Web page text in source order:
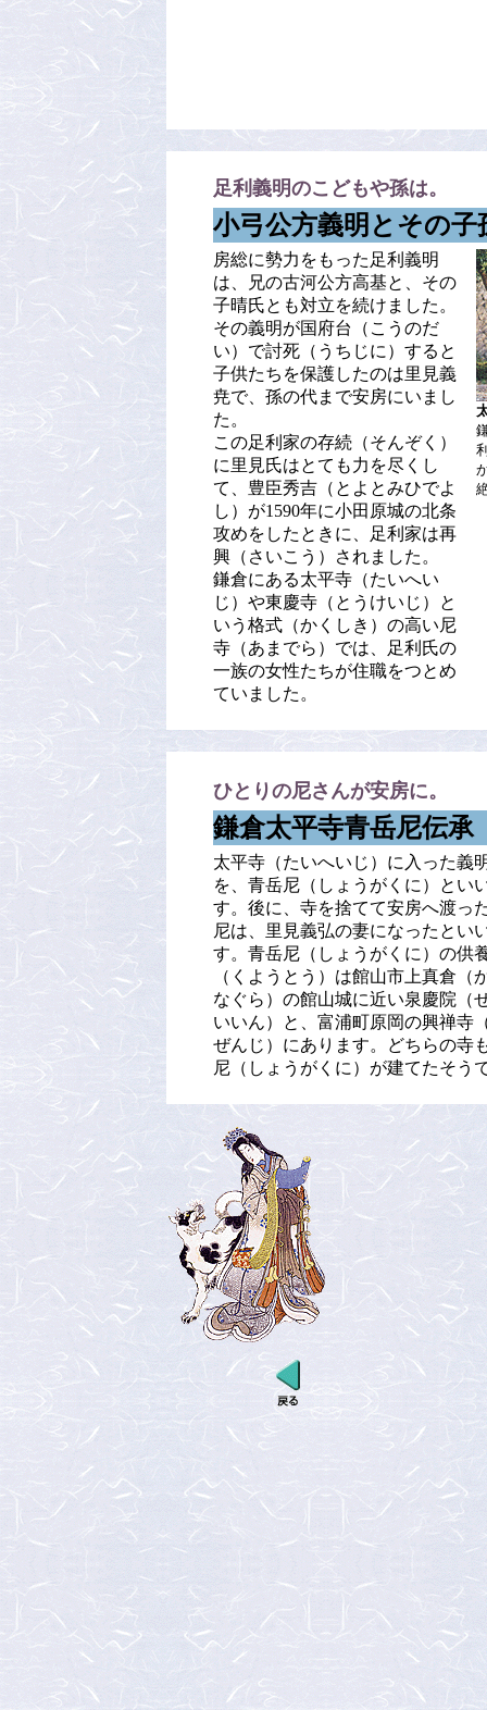
足利義明のこどもや孫は。
小弓公方義明とその子
房総に勢力をもった足利義明
は、兄の古河公方高基と、その
子晴氏とも対立を続けました。
その義明が国府台（こうのだ
い）で討死（うちじに）すると
子供たちを保護したのは里見義
尭で、孫の代まで安房にいまし
た。
この足利家の存続（そんぞく）
に里見氏はとても力を尽くし
て、豊臣秀吉（とよとみひでよ
し）が1590年に小田原城の北条
攻めをしたときに、足利家は再
興（さいこう）されました。
鎌倉にある太平寺（たいへい
じ）や東慶寺（とうけいじ）と
いう格式（かくしき）の高い尼
寺（あまでら）では、足利氏の
一族の女性たちが住職をつとめ
ていました。
ひとりの尼さんが安房に。
鎌倉太平寺青岳尼伝承
太平寺（たいへいじ）に入った義
を、青岳尼（しょうがくに）とい
す。後に、寺を捨てて安房へ渡っ
尼は、里見義弘の妻になったとい
す。青岳尼（しょうがくに）の供
（くようとう）は館山市上真倉（
なぐら）の館山城に近い泉慶院（
いいん）と、富浦町原岡の興禅寺
ぜんじ）にあります。どちらの寺
尼（しょうがくに）が建てたそう